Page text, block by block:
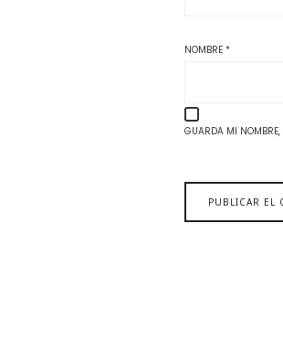
NOMBRE *
GUARDA MI NOMBRE,